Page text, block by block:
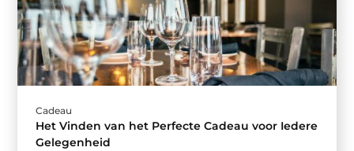
Cadeau
Het Vinden van het Perfecte Cadeau voor Iedere
Gelegenheid